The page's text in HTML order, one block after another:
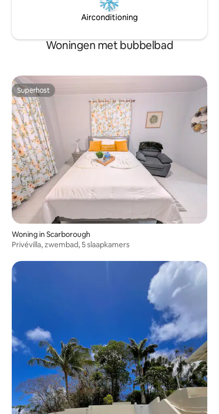
Airconditioning
Woningen met bubbelbad
Superhost
Superhost
Woning in Scarborough
Privévilla, zwembad, 5 slaapkamers